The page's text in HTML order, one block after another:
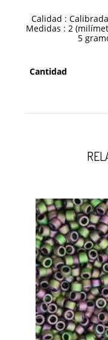
Calidad :
Medidas : 2
5
Cantidad